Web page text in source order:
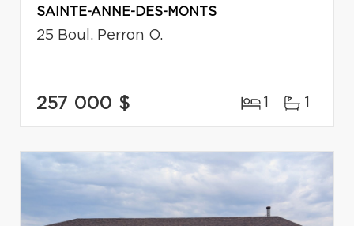
SAINTE-ANNE-DES-MONTS
25 Boul. Perron O.
257 000 $ 1 1